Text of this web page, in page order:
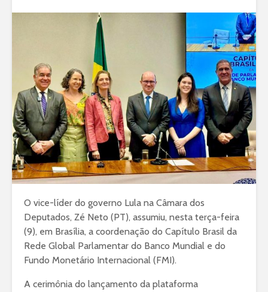
O vice-líder do governo Lula na Câmara dos
Deputados, Zé Neto (PT), assumiu, nesta terça-feira
(9), em Brasília, a coordenação do Capítulo Brasil da
Rede Global Parlamentar do Banco Mundial e do
Fundo Monetário Internacional (FMI).
A cerimônia do lançamento da plataforma